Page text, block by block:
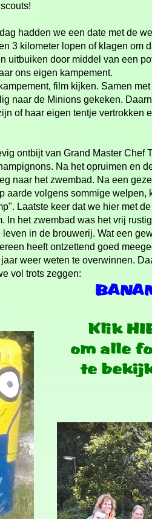
hadden we een date met de
3 kilometer lopen of klagen om
uitbuiken door middel van een
ons eigen kampement.
film kijken. Samen
naar de Minions gekeken.
of haar eigen tentje vertrokken
ontbijt van Grand Master Chef
Na het opruimen en
naar het zwembad. Na een
aarde volgens sommige welpen,
Laatste keer dat we hier met
In het zwembad was het vrij
in de brouwerij. Wat een
heeft ontzettend goed
weer weten te overwinnen.
vol trots zeggen: